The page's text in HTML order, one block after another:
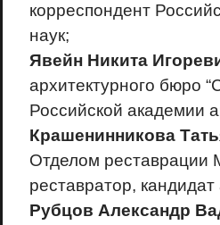
корреспондент
наук;
Явейн Никита
архитектурного бюро
Российской академии
Крашенинникова
Отделом реставрации
реставратор,
Рубцов Александр